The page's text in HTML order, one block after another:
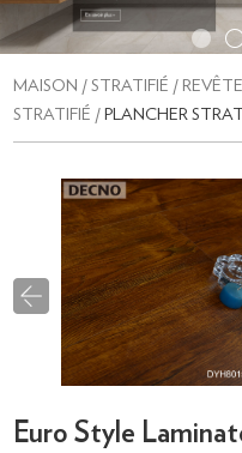
MAISON /STRATIFIÉ /
STRATIFIÉ / PLANCHER
Euro Style